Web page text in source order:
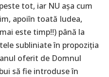
tot, iar NU așa cum
apoiîn toată Iudea,
este timp!!) până la
subliniate în propoziția
oferit de Domnul
să fie introduse în